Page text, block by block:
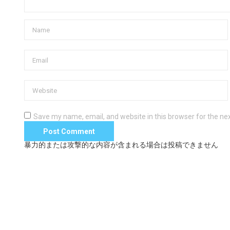
Save my name, email, and website in this browser for the
暴力的または攻撃的な内容が含まれる場合は投稿できません